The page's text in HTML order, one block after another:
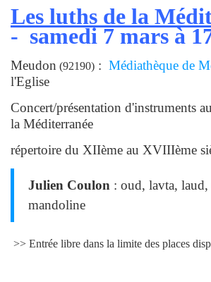
Les luths de la
- samedi 7 mars à
Meudon (92190) : Médiathèque de
l'Eglise
Concert/présentation d'instruments
la Méditerranée
répertoire du XIIème au XVIIIème
Julien Coulon : oud, lavta,
mandoline
>> Entrée libre dans la limite des places